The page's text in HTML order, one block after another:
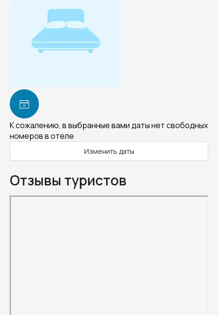
К сожалению, в выбранные вами даты нет свободных
номеров в отеле
Изменить даты
Отзывы туристов